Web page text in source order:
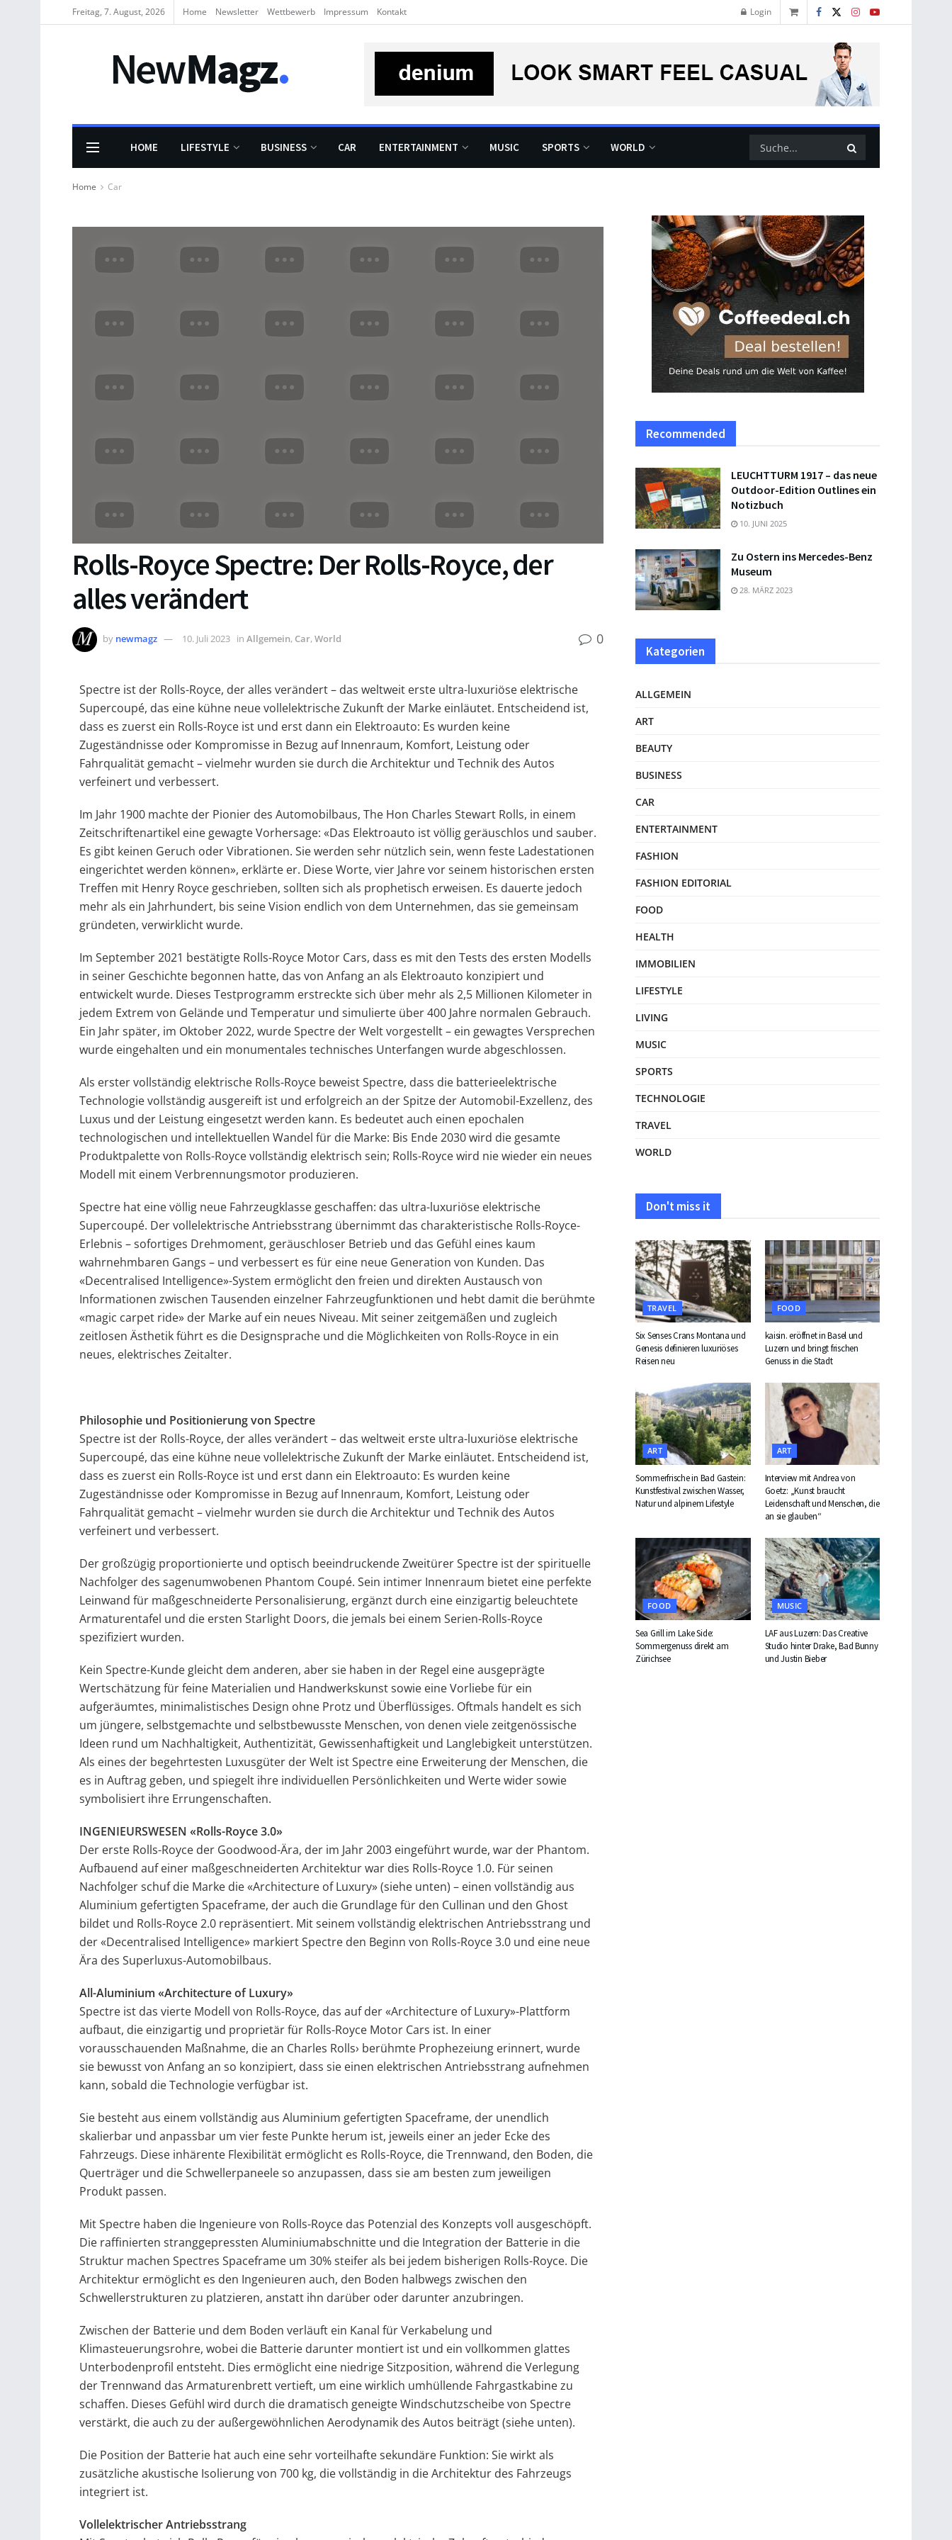
Freitag, 7. August, 2026 Home Newsletter Wettbewerb Impressum Kontakt Login
HOME LIFESTYLE BUSINESS CAR ENTERTAINMENT MUSIC SPORTS WORLD
Home Car
Rolls-Royce Spectre: Der Rolls-Royce, der
alles verändert
by newmagz 10. Juli 2023 in Allgemein, Car,World 0
Spectre ist der Rolls-Royce, der alles verändert – das weltweit erste ultra-luxuriöse elektrische
Supercoupé, das eine kühne neue vollelektrische Zukunft der Marke einläutet. Entscheidend ist,
dass es zuerst ein Rolls-Royce ist und erst dann ein Elektroauto: Es wurden keine
Zugeständnisse oder Kompromisse in Bezug auf Innenraum, Komfort, Leistung oder
Fahrqualität gemacht – vielmehr wurden sie durch die Architektur und Technik des Autos
verfeinert und verbessert.
Im Jahr 1900 machte der Pionier des Automobilbaus, The Hon Charles Stewart Rolls, in einem
Zeitschriftenartikel eine gewagte Vorhersage: «Das Elektroauto ist völlig geräuschlos und sauber.
Es gibt keinen Geruch oder Vibrationen. Sie werden sehr nützlich sein, wenn feste Ladestationen
eingerichtet werden können», erklärte er. Diese Worte, vier Jahre vor seinem historischen ersten
Treffen mit Henry Royce geschrieben, sollten sich als prophetisch erweisen. Es dauerte jedoch
mehr als ein Jahrhundert, bis seine Vision endlich von dem Unternehmen, das sie gemeinsam
gründeten, verwirklicht wurde.
Im September 2021 bestätigte Rolls-Royce Motor Cars, dass es mit den Tests des ersten Modells
in seiner Geschichte begonnen hatte, das von Anfang an als Elektroauto konzipiert und
entwickelt wurde. Dieses Testprogramm erstreckte sich über mehr als 2,5 Millionen Kilometer in
jedem Extrem von Gelände und Temperatur und simulierte über 400 Jahre normalen Gebrauch.
Ein Jahr später, im Oktober 2022, wurde Spectre der Welt vorgestellt – ein gewagtes Versprechen
wurde eingehalten und ein monumentales technisches Unterfangen wurde abgeschlossen.
Als erster vollständig elektrische Rolls-Royce beweist Spectre, dass die batterieelektrische
Technologie vollständig ausgereift ist und erfolgreich an der Spitze der Automobil-Exzellenz, des
Luxus und der Leistung eingesetzt werden kann. Es bedeutet auch einen epochalen
technologischen und intellektuellen Wandel für die Marke: Bis Ende 2030 wird die gesamte
Produktpalette von Rolls-Royce vollständig elektrisch sein; Rolls-Royce wird nie wieder ein neues
Modell mit einem Verbrennungsmotor produzieren.
Spectre hat eine völlig neue Fahrzeugklasse geschaffen: das ultra-luxuriöse elektrische
Supercoupé. Der vollelektrische Antriebsstrang übernimmt das charakteristische Rolls-Royce-
Erlebnis – sofortiges Drehmoment, geräuschloser Betrieb und das Gefühl eines kaum
wahrnehmbaren Gangs – und verbessert es für eine neue Generation von Kunden. Das
«Decentralised Intelligence»-System ermöglicht den freien und direkten Austausch von
Informationen zwischen Tausenden einzelner Fahrzeugfunktionen und hebt damit die berühmte
«magic carpet ride» der Marke auf ein neues Niveau. Mit seiner zeitgemäßen und zugleich
zeitlosen Ästhetik führt es die Designsprache und die Möglichkeiten von Rolls-Royce in ein
neues, elektrisches Zeitalter.
Philosophie und Positionierung von Spectre
Spectre ist der Rolls-Royce, der alles verändert – das weltweit erste ultra-luxuriöse elektrische
Supercoupé, das eine kühne neue vollelektrische Zukunft der Marke einläutet. Entscheidend ist,
dass es zuerst ein Rolls-Royce ist und erst dann ein Elektroauto: Es wurden keine
Zugeständnisse oder Kompromisse in Bezug auf Innenraum, Komfort, Leistung oder
Fahrqualität gemacht – vielmehr wurden sie durch die Architektur und Technik des Autos
verfeinert und verbessert.
Der großzügig proportionierte und optisch beeindruckende Zweitürer Spectre ist der spirituelle
Nachfolger des sagenumwobenen Phantom Coupé. Sein intimer Innenraum bietet eine perfekte
Leinwand für maßgeschneiderte Personalisierung, ergänzt durch eine einzigartig beleuchtete
Armaturentafel und die ersten Starlight Doors, die jemals bei einem Serien-Rolls-Royce
spezifiziert wurden.
Kein Spectre-Kunde gleicht dem anderen, aber sie haben in der Regel eine ausgeprägte
Wertschätzung für feine Materialien und Handwerkskunst sowie eine Vorliebe für ein
aufgeräumtes, minimalistisches Design ohne Protz und Überflüssiges. Oftmals handelt es sich
um jüngere, selbstgemachte und selbstbewusste Menschen, von denen viele zeitgenössische
Ideen rund um Nachhaltigkeit, Authentizität, Gewissenhaftigkeit und Langlebigkeit unterstützen.
Als eines der begehrtesten Luxusgüter der Welt ist Spectre eine Erweiterung der Menschen, die
es in Auftrag geben, und spiegelt ihre individuellen Persönlichkeiten und Werte wider sowie
symbolisiert ihre Errungenschaften.
INGENIEURSWESEN «Rolls-Royce 3.0»
Der erste Rolls-Royce der Goodwood-Ära, der im Jahr 2003 eingeführt wurde, war der Phantom.
Aufbauend auf einer maßgeschneiderten Architektur war dies Rolls-Royce 1.0. Für seinen
Nachfolger schuf die Marke die «Architecture of Luxury» (siehe unten) – einen vollständig aus
Aluminium gefertigten Spaceframe, der auch die Grundlage für den Cullinan und den Ghost
bildet und Rolls-Royce 2.0 repräsentiert. Mit seinem vollständig elektrischen Antriebsstrang und
der «Decentralised Intelligence» markiert Spectre den Beginn von Rolls-Royce 3.0 und eine neue
Ära des Superluxus-Automobilbaus.
All-Aluminium «Architecture of Luxury»
Spectre ist das vierte Modell von Rolls-Royce, das auf der «Architecture of Luxury»-Plattform
aufbaut, die einzigartig und proprietär für Rolls-Royce Motor Cars ist. In einer
vorausschauenden Maßnahme, die an Charles Rolls› berühmte Prophezeiung erinnert, wurde
sie bewusst von Anfang an so konzipiert, dass sie einen elektrischen Antriebsstrang aufnehmen
kann, sobald die Technologie verfügbar ist.
Sie besteht aus einem vollständig aus Aluminium gefertigten Spaceframe, der unendlich
skalierbar und anpassbar um vier feste Punkte herum ist, jeweils einer an jeder Ecke des
Fahrzeugs. Diese inhärente Flexibilität ermöglicht es Rolls-Royce, die Trennwand, den Boden, die
Querträger und die Schwellerpaneele so anzupassen, dass sie am besten zum jeweiligen
Produkt passen.
Mit Spectre haben die Ingenieure von Rolls-Royce das Potenzial des Konzepts voll ausgeschöpft.
Die raffinierten stranggepressten Aluminiumabschnitte und die Integration der Batterie in die
Struktur machen Spectres Spaceframe um 30% steifer als bei jedem bisherigen Rolls-Royce. Die
Architektur ermöglicht es den Ingenieuren auch, den Boden halbwegs zwischen den
Schwellerstrukturen zu platzieren, anstatt ihn darüber oder darunter anzubringen.
Zwischen der Batterie und dem Boden verläuft ein Kanal für Verkabelung und
Klimasteuerungsrohre, wobei die Batterie darunter montiert ist und ein vollkommen glattes
Unterbodenprofil entsteht. Dies ermöglicht eine niedrige Sitzposition, während die Verlegung
der Trennwand das Armaturenbrett vertieft, um eine wirklich umhüllende Fahrgastkabine zu
schaffen. Dieses Gefühl wird durch die dramatisch geneigte Windschutzscheibe von Spectre
verstärkt, die auch zu der außergewöhnlichen Aerodynamik des Autos beiträgt (siehe unten).
Die Position der Batterie hat auch eine sehr vorteilhafte sekundäre Funktion: Sie wirkt als
zusätzliche akustische Isolierung von 700 kg, die vollständig in die Architektur des Fahrzeugs
integriert ist.
Vollelektrischer Antriebsstrang
Recommended
LEUCHTTURM 1917 – das neue
Outdoor-Edition Outlines ein
Notizbuch
10. JUNI 2025
Zu Ostern ins Mercedes-Benz
Museum
28. MÄRZ 2023
Kategorien
ALLGEMEIN
ART
BEAUTY
BUSINESS
CAR
ENTERTAINMENT
FASHION
FASHION EDITORIAL
FOOD
HEALTH
IMMOBILIEN
LIFESTYLE
LIVING
MUSIC
SPORTS
TECHNOLOGIE
TRAVEL
WORLD
Don't miss it
TRAVEL
Six Senses Crans Montana und
Genesis definieren luxuriöses
Reisen neu
FOOD
kaisin. eröffnet in Basel und
Luzern und bringt frischen
Genuss in die Stadt
ART
Sommerfrische in Bad Gastein:
Kunstfestival zwischen Wasser,
Natur und alpinem Lifestyle
ART
Interview mit Andrea von
Goetz: „Kunst braucht
Leidenschaft und Menschen, die
an sie glauben“
FOOD
Sea Grill im Lake Side:
Sommergenuss direkt am
Zürichsee
MUSIC
LAF aus Luzern: Das Creative
Studio hinter Drake, Bad Bunny
und Justin Bieber